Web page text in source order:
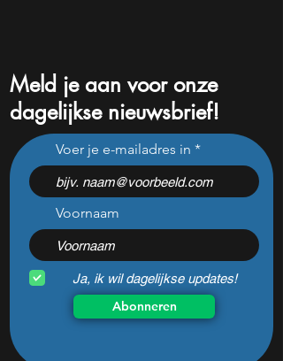
Nebius daalde vorige
maand 31%: perfect
koopmoment vlak voor
kwartaalcijfers?
Meld je aan voor onze
dagelijkse nieuwsbrief!
Voer je e-mailadres in
Voornaam
Ja, ik wil dagelijkse updates!
Abonneren